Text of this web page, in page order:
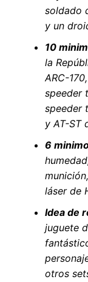
soldado
y un
10
la
ARC-
speeder
speeder
y AT-ST
6
láser de
Idea de
juguete
otros